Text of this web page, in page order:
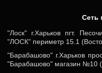
Cеть
"Лоск" г.Харьков пгт.
"ЛОСК" периметр 15.1
"Барабашово" г.Харьков
"Барабашово" магазин №10